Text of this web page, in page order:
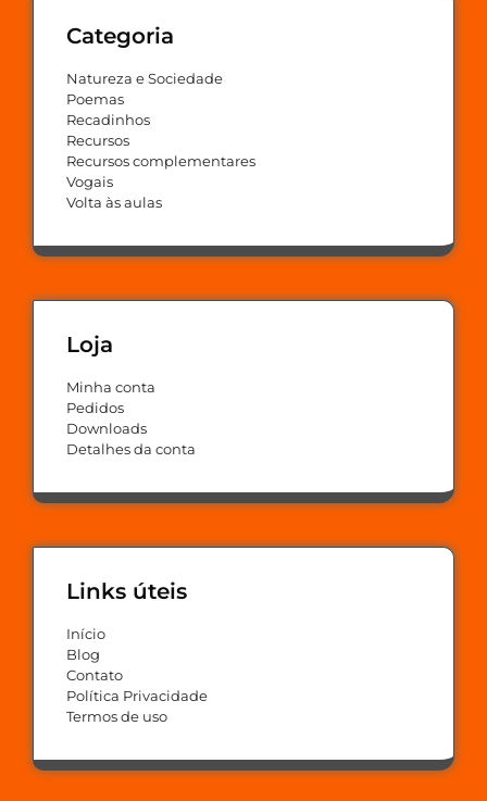
Categoria
Natureza e Sociedade
Poemas
Recadinhos
Recursos
Recursos complementares
Vogais
Volta às aulas
Loja
Minha conta
Pedidos
Downloads
Detalhes da conta
Links úteis
Início
Blog
Contato
Política Privacidade
Termos de uso